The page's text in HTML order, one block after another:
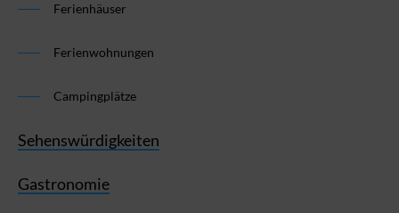
Ferienhäuser
Ferienwohnungen
Campingplätze
Sehenswürdigkeiten
Gastronomie